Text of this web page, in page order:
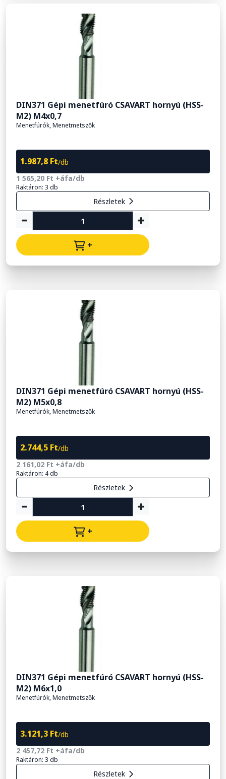
DIN371 Gépi menetfúró CSAVART hornyú (HSS-
M2) M4x0,7
Menetfúrók, Menetmetszők
1.987,8 Ft/db
1 565,20 Ft +áfa/db
Raktáron: 3 db
Részletek
+
DIN371 Gépi menetfúró CSAVART hornyú (HSS-
M2) M5x0,8
Menetfúrók, Menetmetszők
2.744,5 Ft/db
2 161,02 Ft +áfa/db
Raktáron: 4 db
Részletek
+
DIN371 Gépi menetfúró CSAVART hornyú (HSS-
M2) M6x1,0
Menetfúrók, Menetmetszők
3.121,3 Ft/db
2 457,72 Ft +áfa/db
Raktáron: 3 db
Részletek